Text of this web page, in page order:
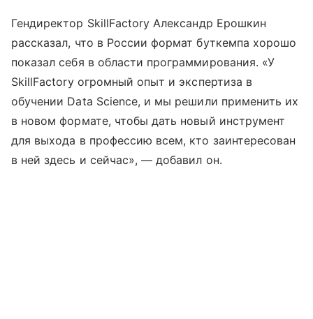
Гендиректор SkillFactory Александр Ерошкин
рассказал, что в России формат буткемпа хорошо
показал себя в области программирования. «У
SkillFactory огромный опыт и экспертиза в
обучении Data Science, и мы решили применить их
в новом формате, чтобы дать новый инструмент
для выхода в профессию всем, кто заинтересован
в ней здесь и сейчас», — добавил он.